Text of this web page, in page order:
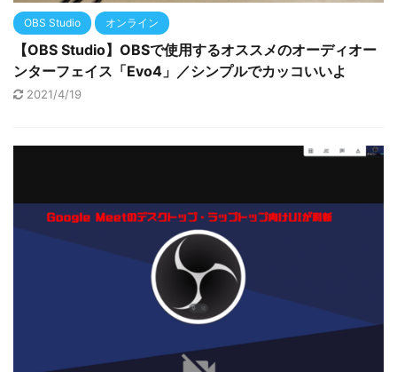
OBS Studio オンライン
【OBS Studio】OBSで使用するオススメのオーディオー
ンターフェイス「Evo4」／シンプルでカッコいいよ
2021/4/19